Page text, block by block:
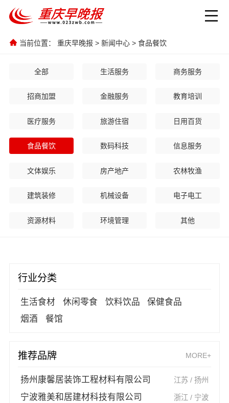
当前位置： 重庆早晚报 > 新闻中心 > 食品餐饮
全部 生活服务 商务服务
招商加盟 金融服务 教育培训
医疗服务 旅游住宿 日用百货
食品餐饮 数码科技 信息服务
文体娱乐 房产地产 农林牧渔
建筑装修 机械设备 电子电工
资源材料 环境管理 其他
行业分类
生活食材 休闲零食 饮料饮品
保健食品
烟酒
餐馆
推荐品牌 MORE+
扬州康馨居装饰工程材料有限公司 江苏 / 扬州
宁波雅美和居建材科技有限公司 浙江 / 宁波